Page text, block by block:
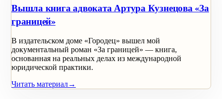
Вышла книга адвоката Артура Кузнецова «За
границей»
В издательском доме «Городец» вышел мой
документальный роман «За границей» — книга,
основанная на реальных делах из международной
юридической практики.
Читать материал→